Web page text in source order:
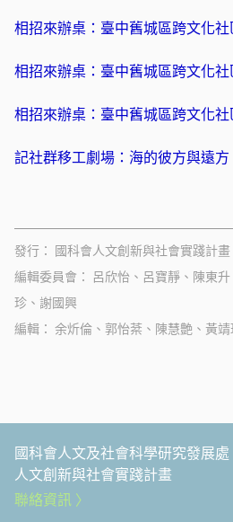
相招來辦桌：臺中舊城區跨文化
相招來辦桌：臺中舊城區跨文化
相招來辦桌：臺中舊城區跨文化
記社群移工劇場：海的彼方與遠方
發行
國科會人文創新與社會實踐計畫
編輯委員會
呂欣怡、呂寶靜、陳東
珍、謝國興
編輯
余炘倫、郭怡棻、陳慧艶、黃
國科會人文及社會科學研究發展處
人文創新與社會實踐計畫
聯絡資訊